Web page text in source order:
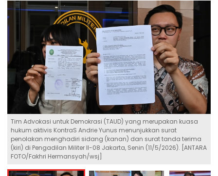
Tim Advokasi untuk Demokrasi (TAUD) yang merupakan kuasa
hukum aktivis KontraS Andrie Yunus menunjukkan surat
penolakan menghadiri sidang (kanan) dan surat tanda terima
(kiri) di Pengadilan Militer II-08 Jakarta, Senin (11/5/2026). [ANTARA
FOTO/Fakhri Hermansyah/wsj]